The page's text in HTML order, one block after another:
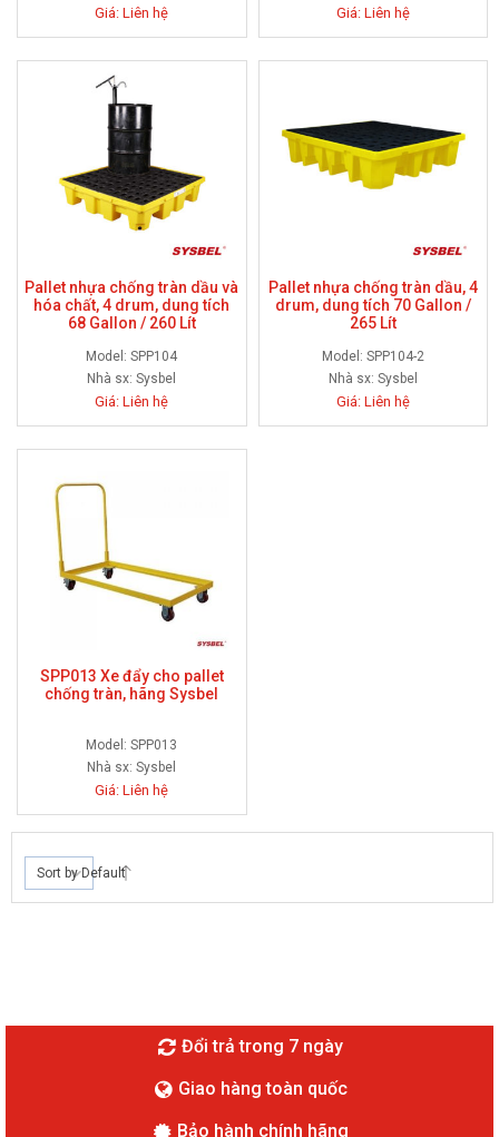
Giá: Liên hệ Giá: Liên hệ
Pallet nhựa chống tràn dầu và
hóa chất, 4 drum, dung tích
68 Gallon / 260 Lít
Model: SPP104
Nhà sx:Sysbel
Giá: Liên hệ
Pallet nhựa chống tràn dầu, 4
drum, dung tích 70 Gallon /
265 Lít
Model: SPP104-2
Nhà sx: Sysbel
Giá: Liên hệ
SPP013 Xe đẩy cho pallet
chống tràn, hãng Sysbel
Model: SPP013
Nhà sx:Sysbel
Giá: Liên hệ
Sort by Default
Đổi trả trong 7 ngày
Giao hàng toàn quốc
Bảo hành chính hãng